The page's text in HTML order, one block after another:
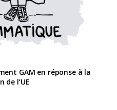
GAM en réponse à la
de l’UE